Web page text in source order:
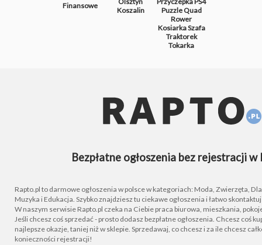
Finansowe
Koszalin
PuzzleQuad
Rower
KosiarkaSzafa
Traktorek
Tokarka
Bezpłatne ogłoszenia bez rejestracji w
Rapto.pl to darmowe ogłoszenia w polsce w kategoriach: Moda, Zwierzęta, Dla
Muzyka i Edukacja. Szybko znajdziesz tu ciekawe ogłoszenia i łatwo
W naszym serwisie Rapto.pl czeka na Ciebie praca biurowa, mieszkania,
Jeśli chcesz coś sprzedać - prosto dodasz bezpłatne ogłoszenia. Chcesz coś
najlepsze okazje, taniej niż w sklepie. Sprzedawaj, co chcesz i za ile chcesz
konieczności rejestracji!